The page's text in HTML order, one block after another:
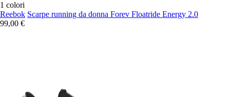
1 colori
Reebok Scarpe running da donna Forev Floatride Energy 2.0
99,00 €